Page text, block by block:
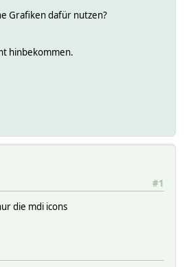
Grafiken dafür nutzen?
hinbekommen.
#1
die mdi icons